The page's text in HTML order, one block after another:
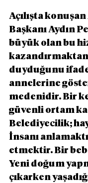
Açılışta
Başkanı Aydın
büyük olan bu
duyduğunu
annelerine
medenidir. Bir
güvenli ortam
Belediyecilik;
İnsanı
etmektir. Bir
Yeni doğum
çıkarken